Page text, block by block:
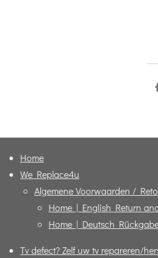
Home
We Replace4u
Algemene Voorwaarden /
Home | English Return
Home | Deutsch
Tv defect? Zelf uw tv repareren/